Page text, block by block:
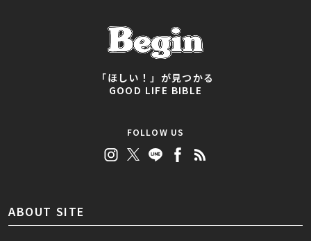
「ほしい！」が見つかる
GOOD LIFE BIBLE
FOLLOW US
ABOUT SITE